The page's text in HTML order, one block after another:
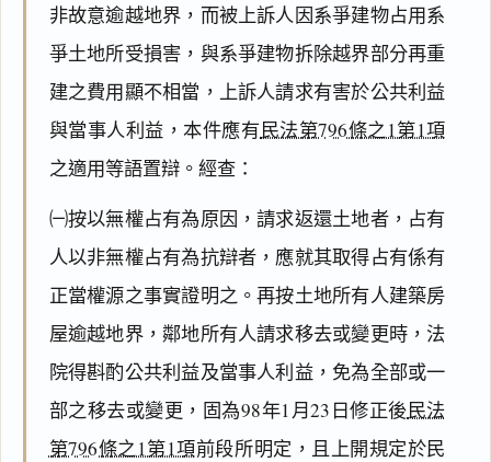
非故意逾越地界，而被上訴人因系爭建物占用系
爭土地所受損害，與系爭建物拆除越界部分再重
建之費用顯不相當，上訴人請求有害於公共利益
與當事人利益，本件應有民法第796條之1第1項
之適用等語置辯。經查：
㈠按以無權占有為原因，請求返還土地者，占有
人以非無權占有為抗辯者，應就其取得占有係有
正當權源之事實證明之。再按土地所有人建築房
屋逾越地界，鄰地所有人請求移去或變更時，法
院得斟酌公共利益及當事人利益，免為全部或一
部之移去或變更，固為98年1月23日修正後民法
第796條之1第1項前段所明定，且上開規定於民